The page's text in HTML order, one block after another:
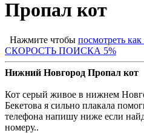
Пропал кот
Нажмите чтобы посмотреть как
СКОРОСТЬ ПОИСКА 5%
Нижний Новгород Пропал кот
Кот серый живое в нижнем
Бекетова я сильно плакала
телефона напишу ниже если
номеру..